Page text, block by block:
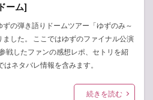
ーム]
の弾き語りドームツアー「ゆずのみ～
した。 ここではゆずのファイナル公演
戦したファンの感想レポ、セトリを紹
ネタバレ情報を含みます。
続きを読む